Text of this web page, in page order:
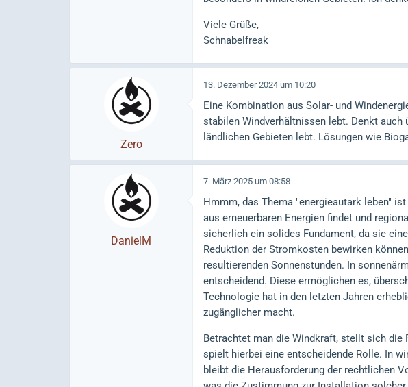
Viele Grüße,
Schnabelfreak
Zero
13. Dezember 2024 um 10:20
Eine Kombination aus Solar- und
stabilen Windverhältnissen lebt. Denkt
ländlichen Gebieten lebt. Lösungen wie
DanielM
7. März 2025 um 08:58
Hmmm, das Thema "energieautark leben"
aus erneuerbaren Energien findet und
sicherlich ein solides Fundament, da sie
Reduktion der Stromkosten bewirken
resultierenden Sonnenstunden. In
entscheidend. Diese ermöglichen es,
Technologie hat in den letzten Jahren
zugänglicher macht.
Betrachtet man die Windkraft, stellt sich die
spielt hierbei eine entscheidende Rolle. In
bleibt die Herausforderung der rechtlichen